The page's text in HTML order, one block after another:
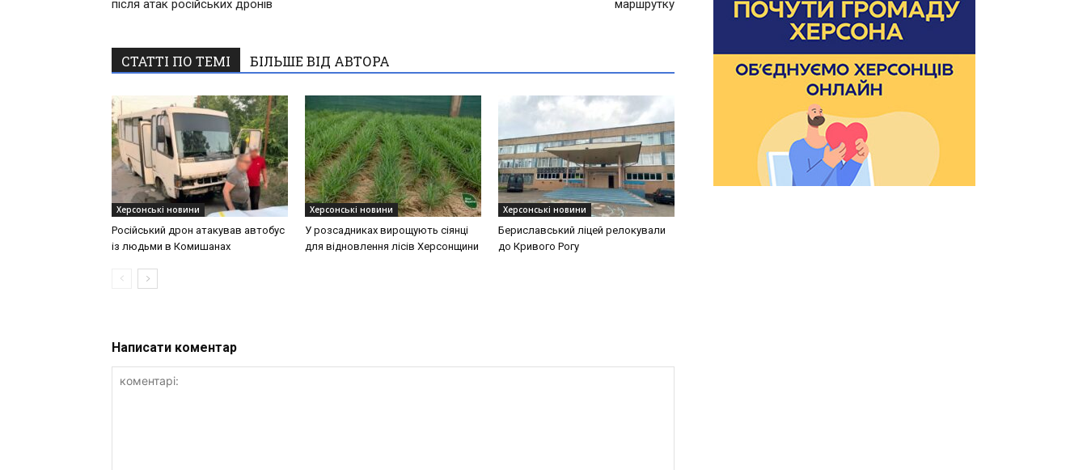
після атак російських дронів
маршрутку
СТАТТІ ПО ТЕМІ БІЛЬШЕ ВІД АВТОРА
Херсонські новини
Російський дрон атакував автобус
із людьми в Комишанах
Херсонські новини
У розсадниках вирощують сіянці
для відновлення лісів Херсонщини
Херсонські новини
Бериславський ліцей релокували
до Кривого Рогу
Написати коментар